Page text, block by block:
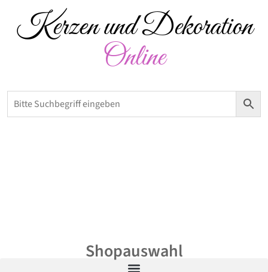
Kerzen und Dekoration
Online
Shopauswahl